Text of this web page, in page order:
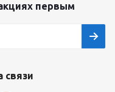
первым
связи